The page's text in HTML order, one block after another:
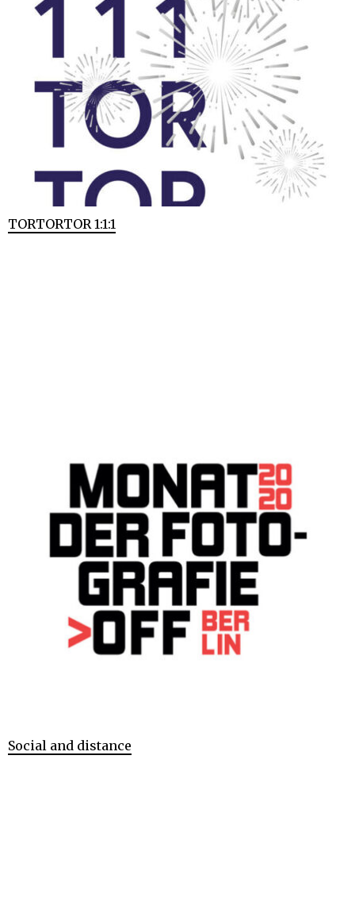
TORTORTOR 1:1:1
Social and distance